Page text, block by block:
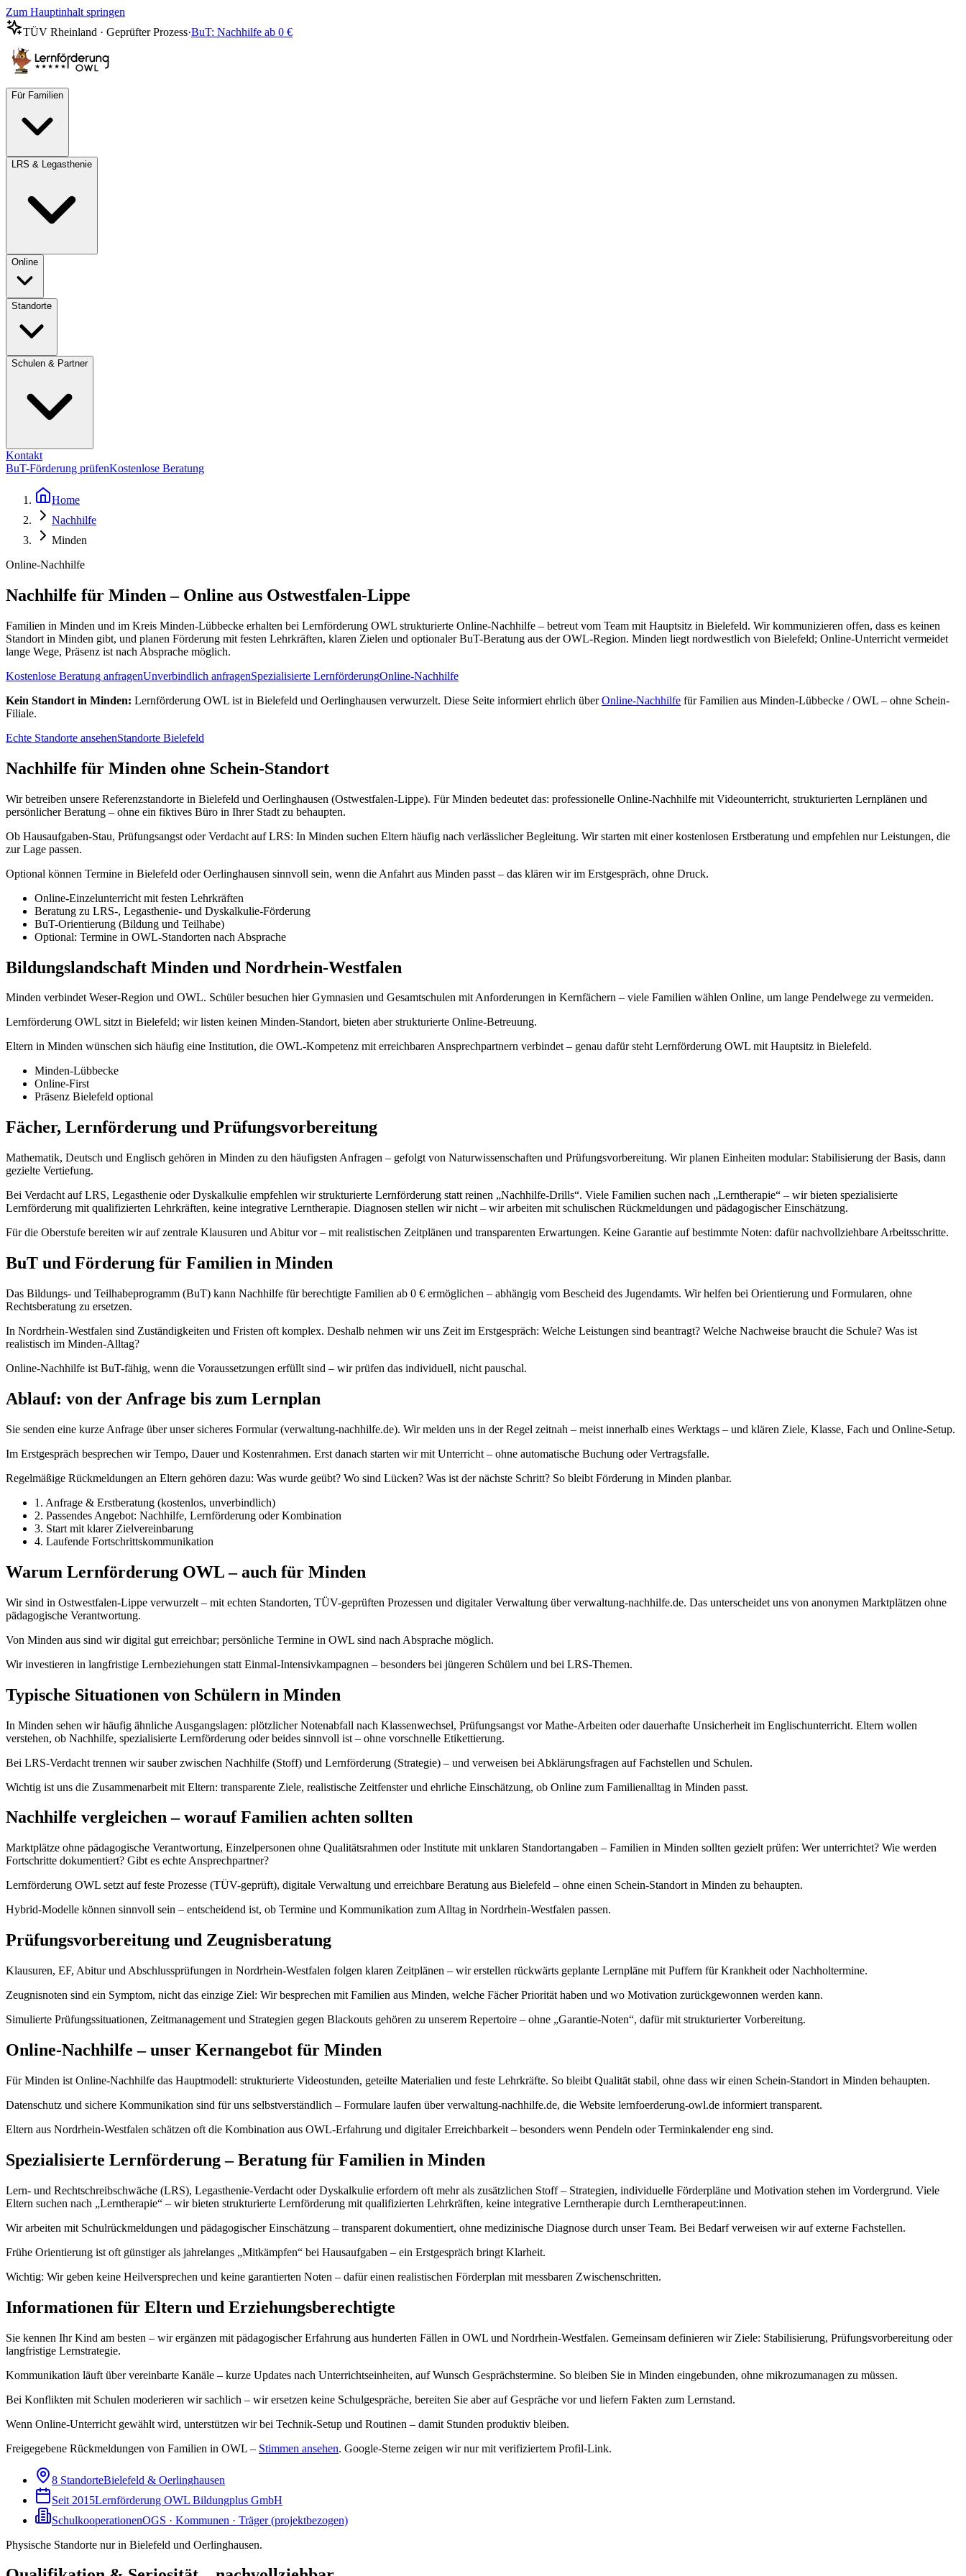
Zum Hauptinhalt springen
TÜV Rheinland · Geprüfter Prozess·BuT: Nachhilfe ab 0 €
Für Familien
LRS & Legasthenie
Online
Standorte
Schulen & Partner
Kontakt
BuT-Förderung prüfenKostenlose Beratung
Home
Nachhilfe
Minden
Online-Nachhilfe
Nachhilfe für Minden – Online aus Ostwestfalen-Lippe
Familien in Minden und im Kreis Minden-Lübbecke erhalten bei Lernförderung OWL strukturierte Online-Nachhilfe – betreut vom Team mit Hauptsitz in Bielefeld. Wir kommunizieren offen, dass es keinen
Standort in Minden gibt, und planen Förderung mit festen Lehrkräften, klaren Zielen und optionaler BuT-Beratung aus der OWL-Region. Minden liegt nordwestlich von Bielefeld; Online-Unterricht vermeidet
lange Wege, Präsenz ist nach Absprache möglich.
Kostenlose Beratung anfragenUnverbindlich anfragenSpezialisierte LernförderungOnline-Nachhilfe
Kein Standort in Minden: Lernförderung OWL ist in Bielefeld und Oerlinghausen verwurzelt. Diese Seite informiert ehrlich über Online-Nachhilfe für Familien aus Minden-Lübbecke / OWL – ohne Schein-
Filiale.
Echte Standorte ansehenStandorte Bielefeld
Nachhilfe für Minden ohne Schein-Standort
Wir betreiben unsere Referenzstandorte in Bielefeld und Oerlinghausen (Ostwestfalen-Lippe). Für Minden bedeutet das: professionelle Online-Nachhilfe mit Videounterricht, strukturierten Lernplänen und
persönlicher Beratung – ohne ein fiktives Büro in Ihrer Stadt zu behaupten.
Ob Hausaufgaben-Stau, Prüfungsangst oder Verdacht auf LRS: In Minden suchen Eltern häufig nach verlässlicher Begleitung. Wir starten mit einer kostenlosen Erstberatung und empfehlen nur Leistungen, die
zur Lage passen.
Optional können Termine in Bielefeld oder Oerlinghausen sinnvoll sein, wenn die Anfahrt aus Minden passt – das klären wir im Erstgespräch, ohne Druck.
Online-Einzelunterricht mit festen Lehrkräften
Beratung zu LRS-, Legasthenie- und Dyskalkulie-Förderung
BuT-Orientierung (Bildung und Teilhabe)
Optional: Termine in OWL-Standorten nach Absprache
Bildungslandschaft Minden und Nordrhein-Westfalen
Minden verbindet Weser-Region und OWL. Schüler besuchen hier Gymnasien und Gesamtschulen mit Anforderungen in Kernfächern – viele Familien wählen Online, um lange Pendelwege zu vermeiden.
Lernförderung OWL sitzt in Bielefeld; wir listen keinen Minden-Standort, bieten aber strukturierte Online-Betreuung.
Eltern in Minden wünschen sich häufig eine Institution, die OWL-Kompetenz mit erreichbaren Ansprechpartnern verbindet – genau dafür steht Lernförderung OWL mit Hauptsitz in Bielefeld.
Minden-Lübbecke
Online-First
Präsenz Bielefeld optional
Fächer, Lernförderung und Prüfungsvorbereitung
Mathematik, Deutsch und Englisch gehören in Minden zu den häufigsten Anfragen – gefolgt von Naturwissenschaften und Prüfungsvorbereitung. Wir planen Einheiten modular: Stabilisierung der Basis, dann
gezielte Vertiefung.
Bei Verdacht auf LRS, Legasthenie oder Dyskalkulie empfehlen wir strukturierte Lernförderung statt reinen „Nachhilfe-Drills“. Viele Familien suchen nach „Lerntherapie“ – wir bieten spezialisierte
Lernförderung mit qualifizierten Lehrkräften, keine integrative Lerntherapie. Diagnosen stellen wir nicht – wir arbeiten mit schulischen Rückmeldungen und pädagogischer Einschätzung.
Für die Oberstufe bereiten wir auf zentrale Klausuren und Abitur vor – mit realistischen Zeitplänen und transparenten Erwartungen. Keine Garantie auf bestimmte Noten: dafür nachvollziehbare Arbeitsschritte.
BuT und Förderung für Familien in Minden
Das Bildungs- und Teilhabeprogramm (BuT) kann Nachhilfe für berechtigte Familien ab 0 € ermöglichen – abhängig vom Bescheid des Jugendamts. Wir helfen bei Orientierung und Formularen, ohne
Rechtsberatung zu ersetzen.
In Nordrhein-Westfalen sind Zuständigkeiten und Fristen oft komplex. Deshalb nehmen wir uns Zeit im Erstgespräch: Welche Leistungen sind beantragt? Welche Nachweise braucht die Schule? Was ist
realistisch im Minden-Alltag?
Online-Nachhilfe ist BuT-fähig, wenn die Voraussetzungen erfüllt sind – wir prüfen das individuell, nicht pauschal.
Ablauf: von der Anfrage bis zum Lernplan
Sie senden eine kurze Anfrage über unser sicheres Formular (verwaltung-nachhilfe.de). Wir melden uns in der Regel zeitnah – meist innerhalb eines Werktags – und klären Ziele, Klasse, Fach und Online-Setup.
Im Erstgespräch besprechen wir Tempo, Dauer und Kostenrahmen. Erst danach starten wir mit Unterricht – ohne automatische Buchung oder Vertragsfalle.
Regelmäßige Rückmeldungen an Eltern gehören dazu: Was wurde geübt? Wo sind Lücken? Was ist der nächste Schritt? So bleibt Förderung in Minden planbar.
1. Anfrage & Erstberatung (kostenlos, unverbindlich)
2. Passendes Angebot: Nachhilfe, Lernförderung oder Kombination
3. Start mit klarer Zielvereinbarung
4. Laufende Fortschrittskommunikation
Warum Lernförderung OWL – auch für Minden
Wir sind in Ostwestfalen-Lippe verwurzelt – mit echten Standorten, TÜV-geprüften Prozessen und digitaler Verwaltung über verwaltung-nachhilfe.de. Das unterscheidet uns von anonymen Marktplätzen ohne
pädagogische Verantwortung.
Von Minden aus sind wir digital gut erreichbar; persönliche Termine in OWL sind nach Absprache möglich.
Wir investieren in langfristige Lernbeziehungen statt Einmal-Intensivkampagnen – besonders bei jüngeren Schülern und bei LRS-Themen.
Typische Situationen von Schülern in Minden
In Minden sehen wir häufig ähnliche Ausgangslagen: plötzlicher Notenabfall nach Klassenwechsel, Prüfungsangst vor Mathe-Arbeiten oder dauerhafte Unsicherheit im Englischunterricht. Eltern wollen
verstehen, ob Nachhilfe, spezialisierte Lernförderung oder beides sinnvoll ist – ohne vorschnelle Etikettierung.
Bei LRS-Verdacht trennen wir sauber zwischen Nachhilfe (Stoff) und Lernförderung (Strategie) – und verweisen bei Abklärungsfragen auf Fachstellen und Schulen.
Wichtig ist uns die Zusammenarbeit mit Eltern: transparente Ziele, realistische Zeitfenster und ehrliche Einschätzung, ob Online zum Familienalltag in Minden passt.
Nachhilfe vergleichen – worauf Familien achten sollten
Marktplätze ohne pädagogische Verantwortung, Einzelpersonen ohne Qualitätsrahmen oder Institute mit unklaren Standortangaben – Familien in Minden sollten gezielt prüfen: Wer unterrichtet? Wie werden
Fortschritte dokumentiert? Gibt es echte Ansprechpartner?
Lernförderung OWL setzt auf feste Prozesse (TÜV-geprüft), digitale Verwaltung und erreichbare Beratung aus Bielefeld – ohne einen Schein-Standort in Minden zu behaupten.
Hybrid-Modelle können sinnvoll sein – entscheidend ist, ob Termine und Kommunikation zum Alltag in Nordrhein-Westfalen passen.
Prüfungsvorbereitung und Zeugnisberatung
Klausuren, EF, Abitur und Abschlussprüfungen in Nordrhein-Westfalen folgen klaren Zeitplänen – wir erstellen rückwärts geplante Lernpläne mit Puffern für Krankheit oder Nachholtermine.
Zeugnisnoten sind ein Symptom, nicht das einzige Ziel: Wir besprechen mit Familien aus Minden, welche Fächer Priorität haben und wo Motivation zurückgewonnen werden kann.
Simulierte Prüfungssituationen, Zeitmanagement und Strategien gegen Blackouts gehören zu unserem Repertoire – ohne „Garantie-Noten“, dafür mit strukturierter Vorbereitung.
Online-Nachhilfe – unser Kernangebot für Minden
Für Minden ist Online-Nachhilfe das Hauptmodell: strukturierte Videostunden, geteilte Materialien und feste Lehrkräfte. So bleibt Qualität stabil, ohne dass wir einen Schein-Standort in Minden behaupten.
Datenschutz und sichere Kommunikation sind für uns selbstverständlich – Formulare laufen über verwaltung-nachhilfe.de, die Website lernfoerderung-owl.de informiert transparent.
Eltern aus Nordrhein-Westfalen schätzen oft die Kombination aus OWL-Erfahrung und digitaler Erreichbarkeit – besonders wenn Pendeln oder Terminkalender eng sind.
Spezialisierte Lernförderung – Beratung für Familien in Minden
Lern- und Rechtschreibschwäche (LRS), Legasthenie-Verdacht oder Dyskalkulie erfordern oft mehr als zusätzlichen Stoff – Strategien, individuelle Förderpläne und Motivation stehen im Vordergrund. Viele
Eltern suchen nach „Lerntherapie“ – wir bieten strukturierte Lernförderung mit qualifizierten Lehrkräften, keine integrative Lerntherapie durch Lerntherapeut:innen.
Wir arbeiten mit Schulrückmeldungen und pädagogischer Einschätzung – transparent dokumentiert, ohne medizinische Diagnose durch unser Team. Bei Bedarf verweisen wir auf externe Fachstellen.
Frühe Orientierung ist oft günstiger als jahrelanges „Mitkämpfen“ bei Hausaufgaben – ein Erstgespräch bringt Klarheit.
Wichtig: Wir geben keine Heilversprechen und keine garantierten Noten – dafür einen realistischen Förderplan mit messbaren Zwischenschritten.
Informationen für Eltern und Erziehungsberechtigte
Sie kennen Ihr Kind am besten – wir ergänzen mit pädagogischer Erfahrung aus hunderten Fällen in OWL und Nordrhein-Westfalen. Gemeinsam definieren wir Ziele: Stabilisierung, Prüfungsvorbereitung oder
langfristige Lernstrategie.
Kommunikation läuft über vereinbarte Kanäle – kurze Updates nach Unterrichtseinheiten, auf Wunsch Gesprächstermine. So bleiben Sie in Minden eingebunden, ohne mikrozumanagen zu müssen.
Bei Konflikten mit Schulen moderieren wir sachlich – wir ersetzen keine Schulgespräche, bereiten Sie aber auf Gespräche vor und liefern Fakten zum Lernstand.
Wenn Online-Unterricht gewählt wird, unterstützen wir bei Technik-Setup und Routinen – damit Stunden produktiv bleiben.
Freigegebene Rückmeldungen von Familien in OWL – Stimmen ansehen. Google-Sterne zeigen wir nur mit verifiziertem Profil-Link.
8 StandorteBielefeld & Oerlinghausen
Seit 2015Lernförderung OWL Bildungplus GmbH
SchulkooperationenOGS · Kommunen · Träger (projektbezogen)
Physische Standorte nur in Bielefeld und Oerlinghausen.